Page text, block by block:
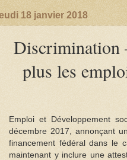
18 janvier 2018
Discrimination
plus les
Emploi et Développement
décembre 2017, annonçant
financement fédéral dans le
maintenant y inclure une